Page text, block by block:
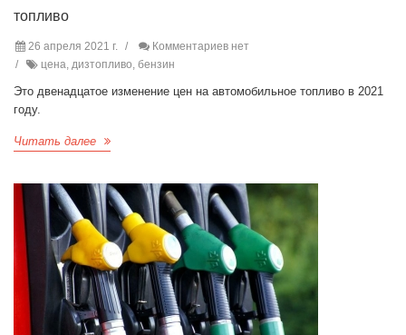
топливо
26 апреля 2021 г.
Комментариев нет
цена, дизтопливо, бензин
Это двенадцатое изменение цен на автомобильное топливо в 2021
году.
Читать далее